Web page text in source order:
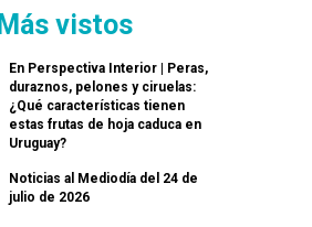
Más vistos
En Perspectiva Interior | Peras,
duraznos, pelones y ciruelas:
¿Qué características tienen
estas frutas de hoja caduca en
Uruguay?
Noticias al Mediodía del 24 de
julio de 2026